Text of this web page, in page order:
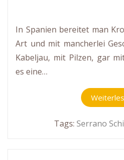
In Spanien bereitet man
Art und mit mancherlei
Kabeljau, mit Pilzen, gar
es eine…
Tags: Serrano